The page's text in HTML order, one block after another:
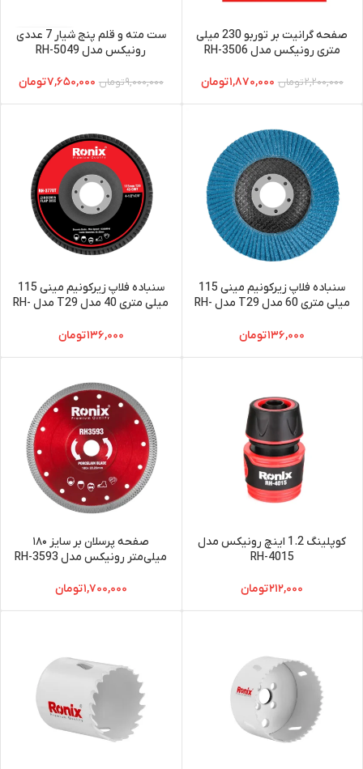
صفحه گرانیت بر توربو 230 میلی
متری رونیکس مدل RH-3506
۲,۲۰۰,۰۰۰تومان ۱,۸۷۰,۰۰۰تومان
ست مته و قلم پنج شیار 7 عددی
رونیکس مدل RH-5049
۹,۰۰۰,۰۰۰تومان ۷,۶۵۰,۰۰۰تومان
سنباده فلاپ زیرکونیم مینی 115
میلی متری 60 مدل T29 مدل RH-
۱۳۶,۰۰۰تومان
سنباده فلاپ زیرکونیم مینی 115
میلی متری 40 مدل T29 مدل RH-
۱۳۶,۰۰۰تومان
کوپلینگ 1.2 اینچ رونیکس مدل
RH-4015
۲۱۲,۰۰۰تومان
صفحه پرسلان بر سایز ۱۸۰
میلی‌متر رونیکس مدل RH-3593
۱,۷۰۰,۰۰۰تومان